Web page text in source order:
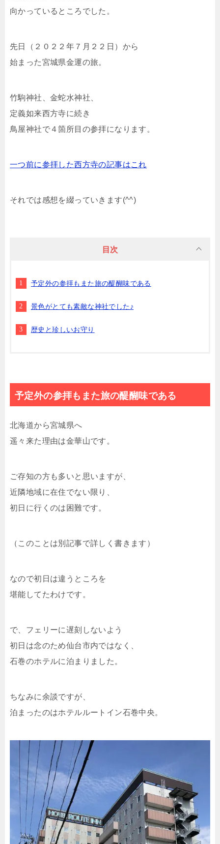
向かっているところでした。
先日（２０２２年７月２２日）から
始まった宮城県金運の旅。
竹駒神社、金蛇水神社、
定義如来西方寺に続き
鳥屋神社で４箇所目の参拝になります。
一つ前に参拝した西方寺の記事はこれ
それでは感想を綴っていきます(^^)
目次
予定外の参拝もまた旅の醍醐味である
景色がとても素敵な神社でした♪
歴史と珍しいお守り
予定外の参拝もまた旅の醍醐味である
北海道から宮城県へ
遥々来た理由は金華山です。
ご存知の方も多いと思いますが、
近隣地域に在住でない限り、
初日に行くのは困難です。
（このことは別記事で詳しく書きます）
なので初日は違うところを
堪能してたわけです。
で、フェリーに遅刻しないよう
初日は念のため仙台市内ではなく、
石巻のホテルに泊まりました。
ちなみに余談ですが、
泊まったのはホテルルートイン石巻中央。